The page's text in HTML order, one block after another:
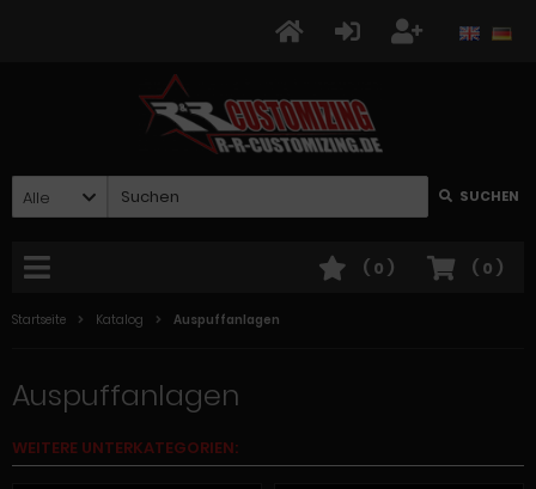
Alle SUCHEN
( 0 )
( 0 )
Startseite Katalog Auspuffanlagen
Auspuffanlagen
WEITERE UNTERKATEGORIEN: